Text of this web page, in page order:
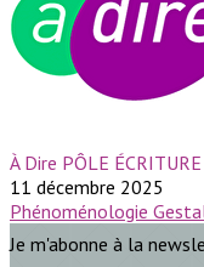
À Dire PÔLE ÉCRITURE
11 décembre 2025
Phénoménologie
Je m'abonne à la